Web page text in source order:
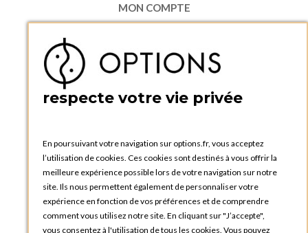
MON COMPTE
Accéder à mon compte
Créer un compte
PRATIQUE
Catalogues et bons de commande
Tutoriels
respecte votre vie privée
En poursuivant votre navigation sur options.fr, vous acceptez
l’utilisation de cookies. Ces cookies sont destinés à vous offrir la
meilleure expérience possible lors de votre navigation sur notre
site. Ils nous permettent également de personnaliser votre
expérience en fonction de vos préférences et de comprendre
comment vous utilisez notre site. En cliquant sur "J’accepte",
vous consentez à l'utilisation de tous les cookies. Vous pouvez